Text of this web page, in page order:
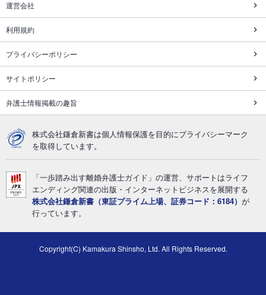
運営会社
利用規約
プライバシーポリシー
サイトポリシー
弁護士情報掲載の趣旨
株式会社鎌倉新書は個人情報保護を目的にプライバシーマーク
を取得しています。
「一歩踏み出す離婚弁護士ガイド」の運営、サポートはライフ
エンディング関連の出版・インターネットビジネスを展開する
株式会社鎌倉新書（東証プライム上場、証券コード：6184） が
行っています。
Copyright(C) Kamakura Shinsho, Ltd. All Rights Reserved.